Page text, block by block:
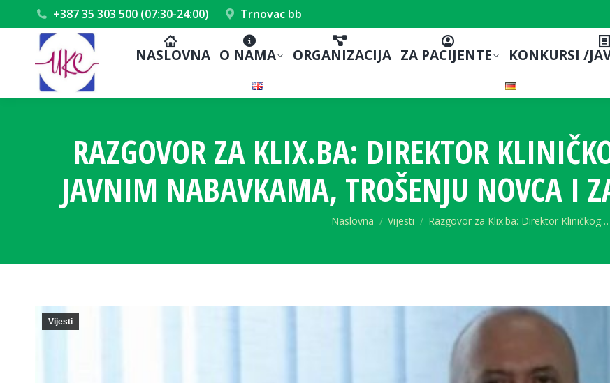
+387 35 303 500 (07:30-24:00) Trnovac bb
NASLOVNA O NAMA ORGANIZACIJA ZA PACIJENTE KONKURSI /
RAZGOVOR ZA KLIX.BA: DIREKTOR
JAVNIM NABAVKAMA, TROŠENJU NOVCA I
You are here:
Naslovna Vijesti Razgovor za Klix.ba: Direktor Kliničkog…
Vijesti